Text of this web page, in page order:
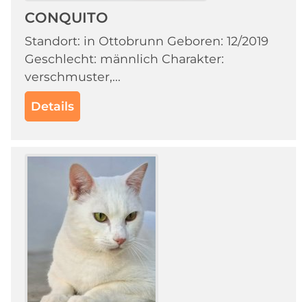
CONQUITO
Standort: in Ottobrunn Geboren: 12/2019
Geschlecht: männlich Charakter:
verschmuster,...
Details